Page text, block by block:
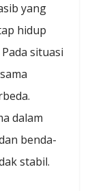
yang
hidup
situasi
dalam
benda-
stabil.